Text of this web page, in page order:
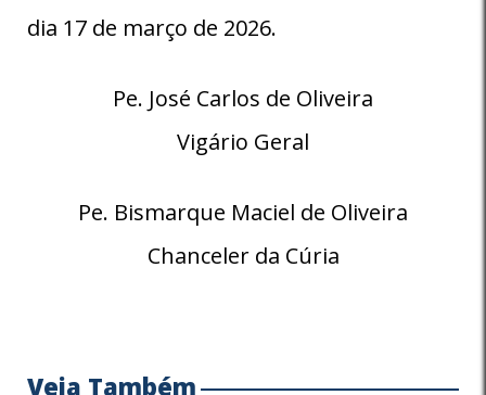
dia 17 de março de 2026.
Pe. José Carlos de Oliveira
Vigário Geral
Pe. Bismarque Maciel de Oliveira
Chanceler da Cúria
Veja Também